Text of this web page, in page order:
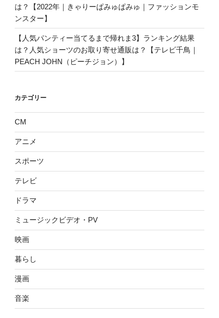
は？【2022年｜きゃりーぱみゅぱみゅ｜ファッションモ
ンスター】
【人気パンティー当てるまで帰れま3】ランキング結果
は？人気ショーツのお取り寄せ通販は？【テレビ千鳥｜
PEACH JOHN（ピーチジョン）】
カテゴリー
CM
アニメ
スポーツ
テレビ
ドラマ
ミュージックビデオ・PV
映画
暮らし
漫画
音楽